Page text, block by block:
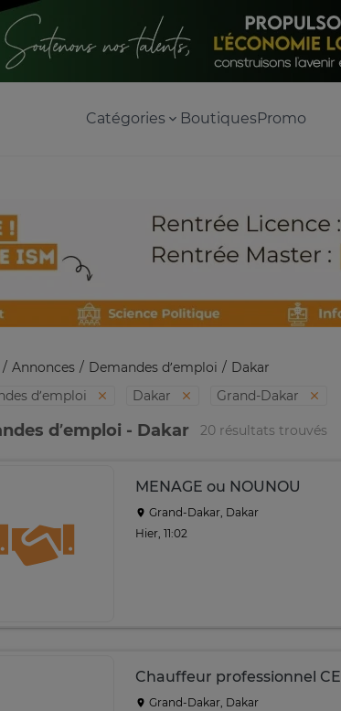
Catégories BoutiquesPromo
Annonces Demandes d’emploi
Dakar
d’emploi
Dakar Grand-Dakar
d’emploi - Dakar 20 résultats trouvés
MENAGE ou NOUNOU
Grand-Dakar, Dakar
Hier, 11:02
Chauffeur professionnel CE
Grand-Dakar, Dakar